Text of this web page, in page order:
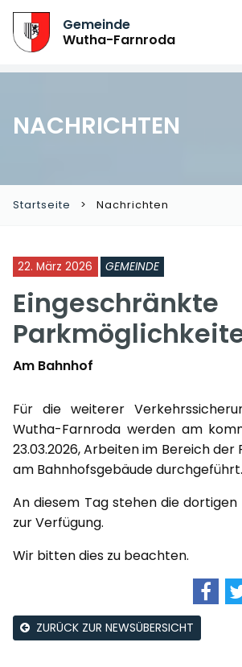
Gemeinde
Wutha-Farnroda
NACHRICHTEN
Startseite Nachrichten
22. März 2026 GEMEINDE
Eingeschränkte
Am Bahnhof
Für die weiterer
Wutha-Farnroda werden am
23.03.2026, Arbeiten im Bereich
am Bahnhofsgebäude durchgeführt.
An diesem Tag stehen die
zur Verfügung.
Wir bitten dies zu beachten.
ZURÜCK ZUR NEWSÜBERSICHT